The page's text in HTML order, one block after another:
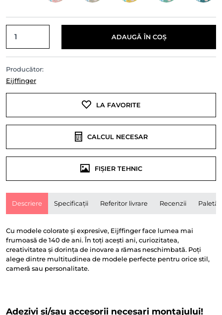
ADAUGĂ ÎN COȘ
Producător:
Eijffinger
LA FAVORITE
CALCUL NECESAR
FIȘIER TEHNIC
Descriere Specificații Referitor livrare Recenzii Paletă
Cu modele colorate și expresive, Eijffinger face lumea mai
frumoasă de 140 de ani. În toți acești ani, curiozitatea,
creativitatea și dorința de inovare a rămas neschimbată. Poți
alege dintre multitudinea de modele perfecte pentru orice stil,
cameră sau personalitate.
Adezivi și/sau accesorii necesari montajului!